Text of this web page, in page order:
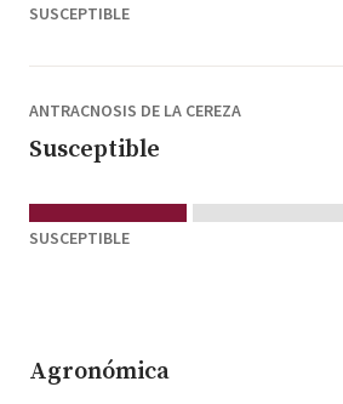
SUSCEPTIBLE
ANTRACNOSIS DE LA CEREZA
Susceptible
SUSCEPTIBLE
Agronómica